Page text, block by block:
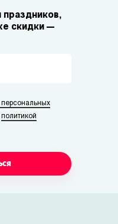
скидки —
персональных
политикой